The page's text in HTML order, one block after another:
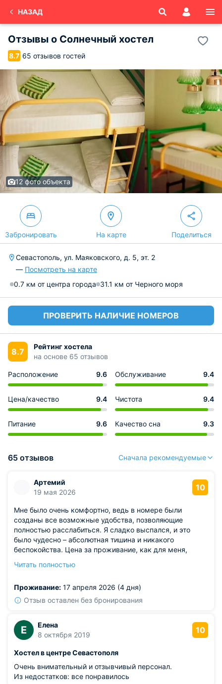
НАЗАД
Отзывы о Солнечный хостел
8.7 65 отзывов гостей
12 фото объекта
Забронировать На карте Поделиться
Севастополь, ул. Маяковского, д. 5, эт. 2
— Посмотреть на карте
0.7 км от центра города 31.1 км от Черного моря
ПРОВЕРИТЬ НАЛИЧИЕ НОМЕРОВ
8.7
Рейтинг хостела
на основе 65 отзывов
Расположение 9.6 Обслуживание 9.4
Цена/качество 9.4 Чистота 9.4
Питание 9.6 Качество сна 9.3
65 отзывов Сначала рекомендуемые
Артемий
19 мая 2026
10
Мне было очень комфортно, ведь в номере были
созданы все возможные удобства, позволяющие
полностью расслабиться. Я сладко выспался, и это
было чудесно – абсолютная тишина и никакого
беспокойства. Цена за проживание, как для меня,
обслуживания был просто превосходным. Каждый
пребывание максимально комфортным. Эта гостиница
определенно заслуживает самых теплых слов и
Читать полностью
Проживание: 17 апреля 2026 (4 дня)
Отзыв оставлен без бронирования
Е
Елена
8 октября 2019
10
Хостел в центре Севастополя
Очень внимательный и отзывчивый персонал.
Из недостатков: все понравилось